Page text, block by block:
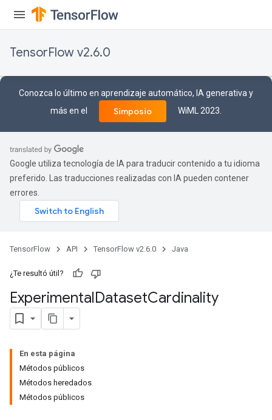
TensorFlow v2.6.0
Conozca lo último en aprendizaje automático, IA generativa y
más en el
Simposio WiML 2023.
Google utiliza tecnología de IA para traducir contenido a tu idioma
preferido. Las traducciones realizadas con IA pueden contener
errores.
TensorFlow API TensorFlow v2.6.0 Java
¿Te resultó útil?
ExperimentalDatasetCardinality
En esta página
Métodos públicos
Métodos heredados
Métodos públicos